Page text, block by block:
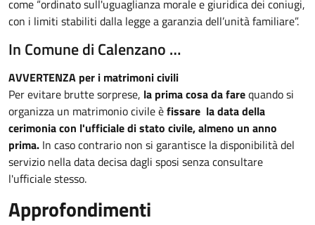
come “ordinato sull'uguaglianza morale e giuridica dei coniugi,
con i limiti stabiliti dalla legge a garanzia dell’unità familiare”.
In Comune di Calenzano …
AVVERTENZA per i matrimoni civili
Per evitare brutte sorprese, la prima cosa da farequando si
organizza un matrimonio civile èfissare la data della
cerimonia con l'ufficiale di stato civile, almeno un anno
prima. In caso contrario non si garantisce la disponibilità del
servizio nella data decisa dagli sposi senza consultare
l'ufficiale stesso.
Approfondimenti